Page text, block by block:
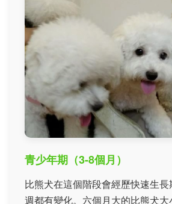
青少年期（3-8個月）
比熊犬在這個階段會經歷快速生
週都有變化。六個月大的比熊犬